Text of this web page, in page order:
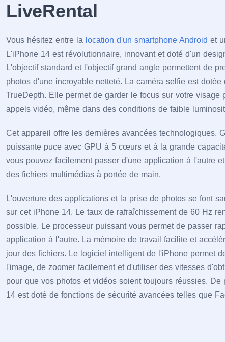
LiveRental
Vous hésitez entre la location d'un smartphone Android et
L'iPhone 14 est révolutionnaire, innovant et doté d'un
L'objectif standard et l'objectif grand angle permettent de
photos d'une incroyable netteté. La caméra selfie est dotée
TrueDepth. Elle permet de garder le focus sur votre visage
appels vidéo, même dans des conditions de faible
Cet appareil offre les dernières avancées technologiques.
puissante puce avec GPU à 5 cœurs et à la grande
vous pouvez facilement passer d'une application à l'autre
des fichiers multimédias à portée de main.
L'ouverture des applications et la prise de photos se font
sur cet iPhone 14. Le taux de rafraîchissement de 60 Hz
possible. Le processeur puissant vous permet de passer
application à l'autre. La mémoire de travail facilite et
jour des fichiers. Le logiciel intelligent de l'iPhone permet
l'image, de zoomer facilement et d'utiliser des vitesses
pour que vos photos et vidéos soient toujours réussies. De
14 est doté de fonctions de sécurité avancées telles que